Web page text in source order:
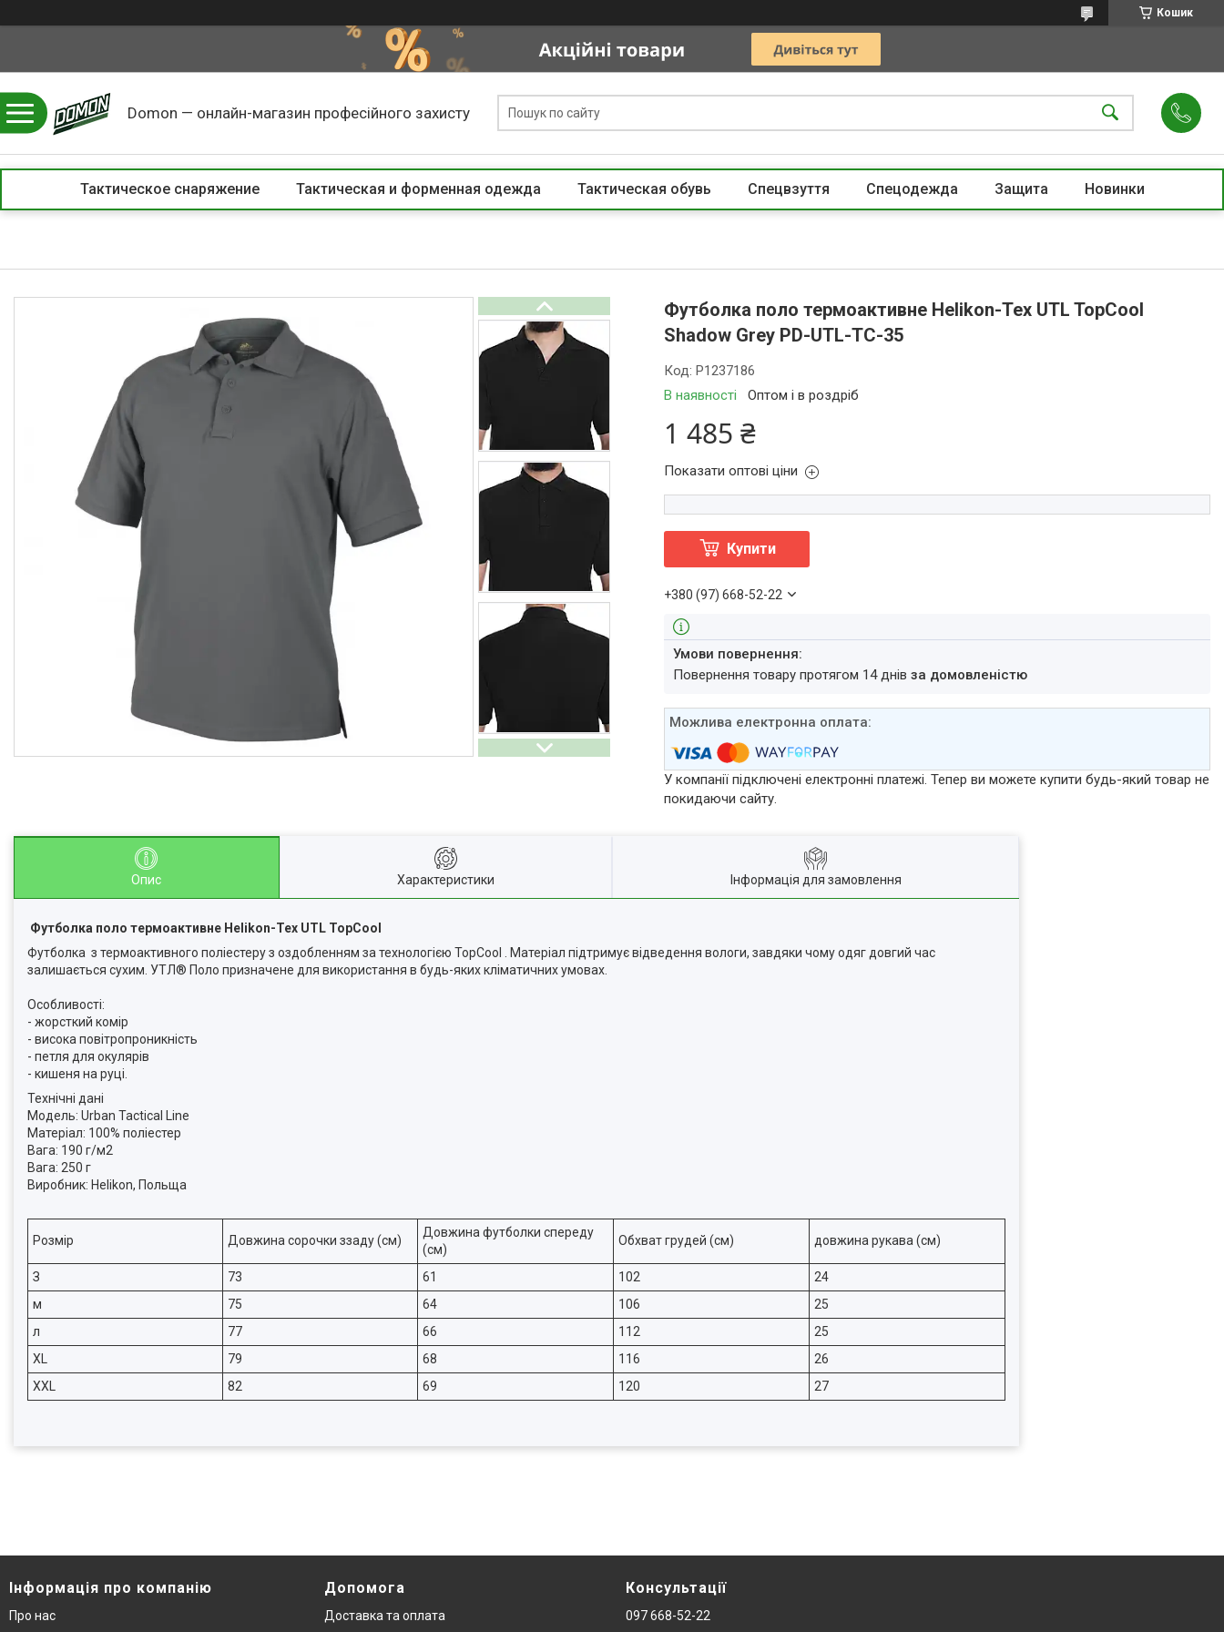
Кошик
Domon — онлайн-магазин професійного захисту
Тактическое снаряжение Тактическая и форменная одежда Тактическая обувь Спецвзуття Спецодежда Защита Новинки
Футболка поло термоактивне Helikon-Tex UTL TopCool
Shadow Grey PD-UTL-TC-35
В наявності Оптом і в роздріб
Код:P1237186
1 485 ₴
Показати оптові ціни
Купити
+380 (97) 668-52-22
повернення товару протягом 14 днівза домовленістю
У компанії підключені електронні платежі. Тепер ви можете купити будь-який товар не
покидаючи сайту.
Опис Характеристики Інформація для замовлення
Футболка поло термоактивне Helikon-Tex UTL TopCool
Футболка з термоактивного поліестеру з оздобленням за технологією TopCool . Матеріал підтримує відведення вологи, завдяки чому одяг довгий час
залишається сухим. УТЛ® Поло призначене для використання в будь-яких кліматичних умовах.
Особливості:
- жорсткий комір
- висока повітропроникність
- петля для окулярів
- кишеня на руці.
Технічні дані
Модель: Urban Tactical Line
Матеріал: 100% поліестер
Вага: 190 г/м2
Вага: 250 г
Виробник: Helikon, Польща
Розмір Довжина сорочки ззаду (см)
Довжина футболки спереду
(см)
Обхват грудей (см) довжина рукава (см)
З 73 61 102
24
м
75 64 106
25
л
77 66 112
25
XL
79 68 116
26
XXL
82 69 120 27
Інформація про компанію
Про нас
Допомога
Доставка та оплата
Консультації
097 668-52-22